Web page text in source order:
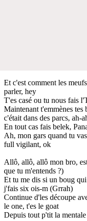
Et c'est comment les
parler, hey
T'es casé ou tu nous fais
Maintenant t'emmènes tes
c'était dans des parcs, ah-
En tout cas fais belek,
Ah, mon gars quand tu
full vigilant, ok
Allô, allô, allô mon bro,
que tu m'entends ?)
Et tu me dis si un boug
j'fais six ois-m (Grrah)
Continue d'les découpe
le one, t'es le goat
Depuis tout p'tit la